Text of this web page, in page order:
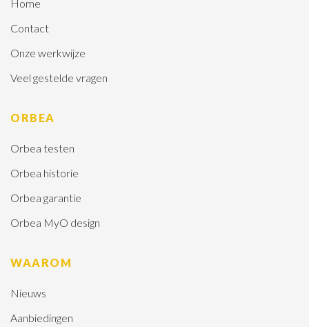
Home
Contact
Onze werkwijze
Veel gestelde vragen
ORBEA
Orbea testen
Orbea historie
Orbea garantie
Orbea MyO design
WAAROM
Nieuws
Aanbiedingen